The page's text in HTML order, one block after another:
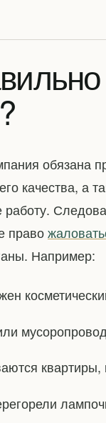
обязана
качества, а
работу.
право
Например:
квартиры,